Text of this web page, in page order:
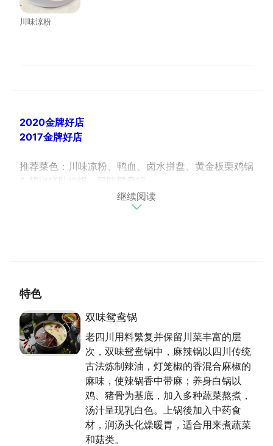
川味涼粉
2020金牌好店
2017金牌好店
推荐菜色：川味凉粉、鸭血、卤水拼盘、黄金板栗鸡锅
& 胡椒猪肚鸡锅、双味鸳鸯锅
「老四川巴蜀麻辣烫」以单点方式经营，提供新鲜丰富
的食材及贴心周到的服务；依季节不同，客人一到就奉
神，成为「吃在台湾、味在四川」的麻辣锅连锁品牌。
继续阅读
特色
双味鸳鸯锅
老四川用料繁复并保留川菜丰富的层
次，双味鸳鸯锅中，麻辣锅以四川传统
古法炼制辣油，灯笼椒的香混合麻椒的
麻味，使辣锅香中带麻；养身白锅以
鸡、猪骨为基底，加入多种蔬菜熬煮，
汤汁呈现乳白色。上锅後加入中药食
材，润汤头化燥暖胃，适合用来煮蔬菜
和菇类。